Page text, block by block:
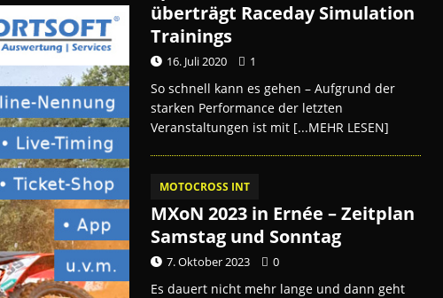
überträgt Raceday Simulation
Trainings
16. Juli 2020 1
So schnell kann es gehen – Aufgrund der
starken Performance der letzten
Veranstaltungen ist mit [...MEHR LESEN]
MOTOCROSS INT
MXoN 2023 in Ernée – Zeitplan
Samstag und Sonntag
7. Oktober 2023 0
Es dauert nicht mehr lange und dann geht